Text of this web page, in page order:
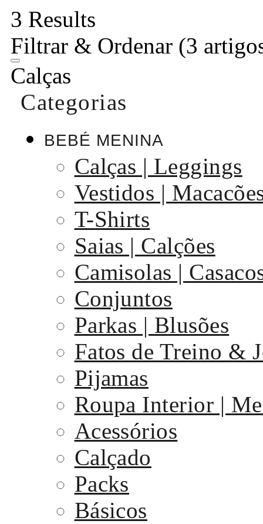
3 Results
Filtrar & Ordenar (3
Calças
Categorias
BEBÉ MENINA
Calças | Leggings
Vestidos |
T-Shirts
Saias | Calções
Camisolas |
Conjuntos
Parkas | Blusões
Fatos de Treino &
Pijamas
Roupa Interior |
Acessórios
Calçado
Packs
Básicos